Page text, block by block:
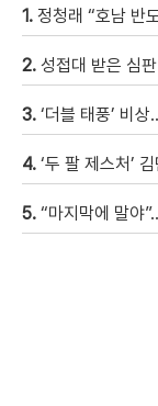
1. 정청래 “호남 반
2. 성접대 받은 심
3. ‘더블 태풍’ 비
4. ‘두 팔 제스처’
5. “마지막에 말야